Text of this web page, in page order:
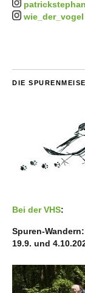
wie_der_vogel
DIE SPURENMEISE
Bei der VHS:
Spuren-Wandern:
19.9. und